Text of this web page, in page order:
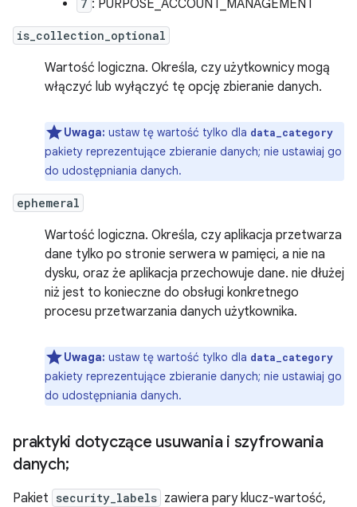
7 : PURPOSE_ACCOUNT_MANAGEMENT
is_collection_optional
Wartość logiczna. Określa, czy użytkownicy mogą
włączyć lub wyłączyć tę opcję zbieranie danych.
Uwaga: ustaw tę wartość tylko dla data_category
pakiety reprezentujące zbieranie danych; nie ustawiaj go
do udostępniania danych.
ephemeral
Wartość logiczna. Określa, czy aplikacja przetwarza
dane tylko po stronie serwera w pamięci, a nie na
dysku, oraz że aplikacja przechowuje dane. nie dłużej
niż jest to konieczne do obsługi konkretnego
procesu przetwarzania danych użytkownika.
Uwaga: ustaw tę wartość tylko dla data_category
pakiety reprezentujące zbieranie danych; nie ustawiaj go
do udostępniania danych.
praktyki dotyczące usuwania i szyfrowania
danych;
Pakiet security_labels zawiera pary klucz-wartość,